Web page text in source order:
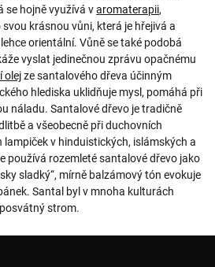
se hojně využívá varomaterapii,
krásnou vůni, která je hřejivá a
orientální. Vůně se také podobá
vyslat jedinečnou zprávu opačnému
olejze santalového dřeva účinným
hlediska uklidňuje mysl, pomáhá při
náladu. Santalové dřevo je tradičně
a všeobecně při duchovních
v hinduistických, islámských a
používá rozemleté santalové dřevo jako
sladký“, mírně balzámový tón evokuje
Santal byl v mnoha kulturách
strom.